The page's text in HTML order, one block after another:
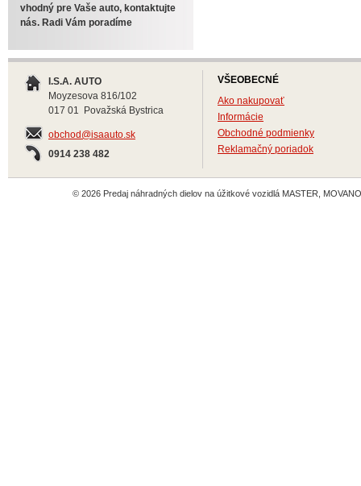
vhodný pre Vaše auto, kontaktujte
nás. Radi Vám poradíme
I.S.A. AUTO
Moyzesova 816/102
017 01 Považská Bystrica
obchod@isaauto.sk
0914 238 482
VŠEOBECNÉ
Ako nakupovať
Informácie
Obchodné podmienky
Reklamačný poriadok
© 2026 Predaj náhradných dielov na úžitkové vozidlá MASTER,